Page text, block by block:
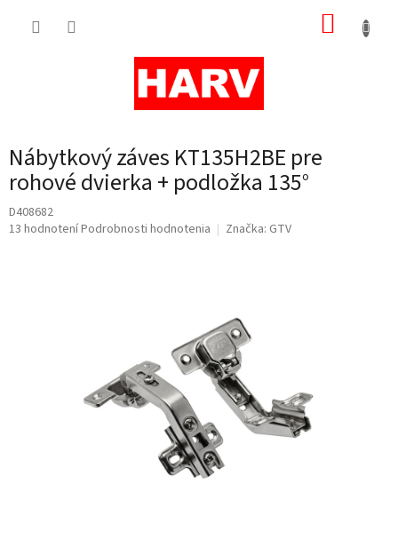
Nábytkový záves KT135H2BE pre
rohové dvierka + podložka 135°
D408682
Priemerné
13 hodnoteníPodrobnosti hodnotenia Značka: GTV